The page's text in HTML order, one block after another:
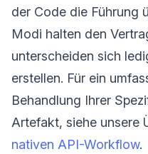
der Code die Führung
Modi halten den
unterscheiden sich
erstellen. Für ein
Behandlung Ihrer
Artefakt, siehe unsere
nativen API-Workflow.